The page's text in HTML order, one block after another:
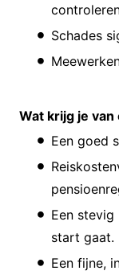
Schades
Wat krijg je van
Een goed
Een
start gaat.
Een fijne,